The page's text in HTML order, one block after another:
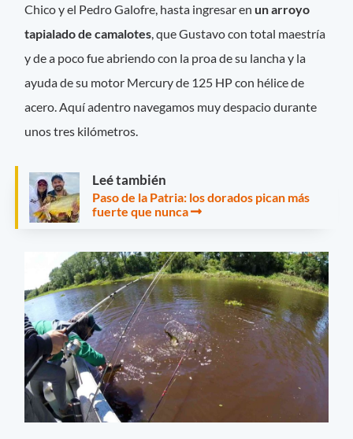
Chico y el Pedro Galofre, hasta ingresar en un arroyo
tapialado de camalotes , que Gustavo con total maestría
y de a poco fue abriendo con la proa de su lancha y la
ayuda de su motor Mercury de 125 HP con hélice de
acero. Aquí adentro navegamos muy despacio durante
unos tres kilómetros.
Leé también
Paso de la Patria: los dorados pican más
fuerte que nunca